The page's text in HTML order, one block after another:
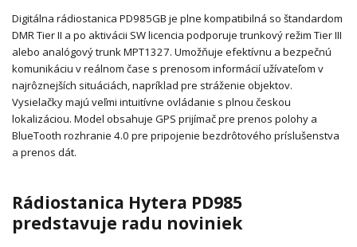
Digitálna rádiostanica PD985GB je plne kompatibilná so štandardom
DMR Tier II a po aktivácii SW licencia podporuje trunkový režim Tier III
alebo analógový trunk MPT1327. Umožňuje efektívnu a bezpečnú
komunikáciu v reálnom čase s prenosom informácií užívateľom v
najrôznejších situáciách, napríklad pre stráženie objektov.
Vysielačky majú veľmi intuitívne ovládanie s plnou českou
lokalizáciou. Model obsahuje GPS prijímač pre prenos polohy a
BlueTooth rozhranie 4.0 pre pripojenie bezdrôtového príslušenstva
a prenos dát.
Rádiostanica Hytera PD985
predstavuje radu noviniek